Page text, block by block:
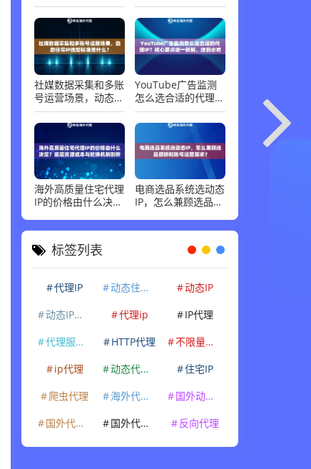
优质选择标准，一文
梳理清楚
同情况风险怎么识别
和应对？
社媒数据采集和多账
号运营场景，动态住
宅IP选型标准是什
么？
YouTube广告监测
怎么选合适的代理
IP？核心要点逐一拆
解，选前必看
海外高质量住宅代理
IP的价格由什么决
轮换机制剖析
电商选品系统选动态
IP，怎么兼顾选品调
标签列表
代理IP 动态住宅IP
动态IP
动态IP代理
代理ip
IP代理
代理服务器
HTTP代理
不限量代理IP
ip代理
动态代理IP
住宅IP
爬虫代理
海外代理ip
国外动态IP
国外代理IP
国外代理ip 反向代理